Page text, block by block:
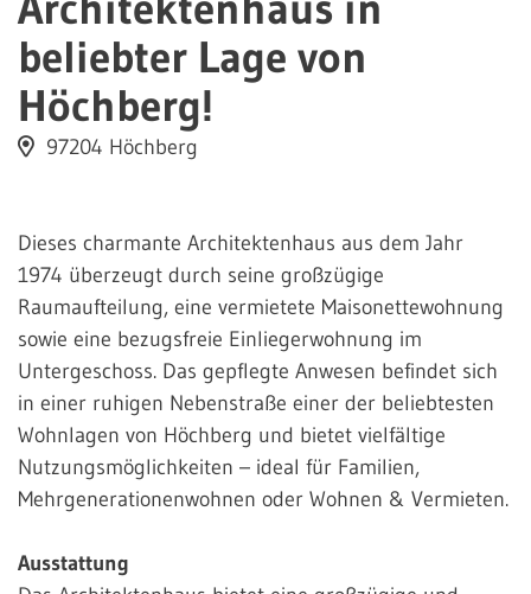
beliebter Lage von
Höchberg!
97204 Höchberg
Dieses charmante Architektenhaus aus dem Jahr
1974 überzeugt durch seine großzügige
Raumaufteilung, eine vermietete Maisonettewohnung
sowie eine bezugsfreie Einliegerwohnung im
Untergeschoss. Das gepflegte Anwesen befindet sich
in einer ruhigen Nebenstraße einer der beliebtesten
Wohnlagen von Höchberg und bietet vielfältige
Nutzungsmöglichkeiten – ideal für Familien,
Mehrgenerationenwohnen oder Wohnen & Vermieten.
Ausstattung